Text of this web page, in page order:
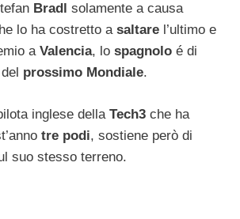
Bradl
solamente a causa
lo ha costretto a saltare l’ultimo e
a Valencia, lo spagnolo é di
del prossimo Mondiale.
inglese della Tech3 che ha
tre podi, sostiene però di
suo stesso terreno.